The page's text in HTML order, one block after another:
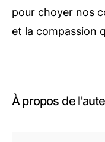
pour choyer nos
et la compassion
À propos de